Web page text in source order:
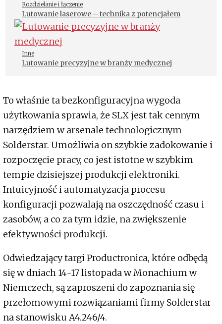
Rozdzielanie i łączenie
Lutowanie laserowe – technika z potencjałem
Inne
Lutowanie precyzyjne w branży medycznej
To właśnie ta bezkonfiguracyjna wygoda
użytkowania sprawia, że SLX jest tak cennym
narzędziem w arsenale technologicznym
Solderstar. Umożliwia on szybkie zadokowanie i
rozpoczęcie pracy, co jest istotne w szybkim
tempie dzisiejszej produkcji elektroniki.
Intuicyjność i automatyzacja procesu
konfiguracji pozwalają na oszczędność czasu i
zasobów, a co za tym idzie, na zwiększenie
efektywności produkcji.
Odwiedzający targi Productronica, które odbędą
się w dniach 14-17 listopada w Monachium w
Niemczech, są zaproszeni do zapoznania się
przełomowymi rozwiązaniami firmy Solderstar
na stanowisku A4.246/4.